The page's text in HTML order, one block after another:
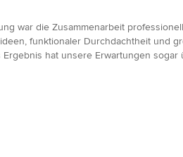
war die Zusammenarbeit
funktionaler Durchdachtheit und
hat unsere Erwartungen